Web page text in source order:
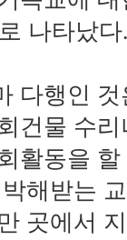
나타났다.
다행인
건물 수
활동을
해받는
곳에서